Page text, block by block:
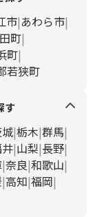
市 あわら市
町
町
若狭町
す
栃木 群馬
山梨 長野
奈良 和歌山
高知 福岡